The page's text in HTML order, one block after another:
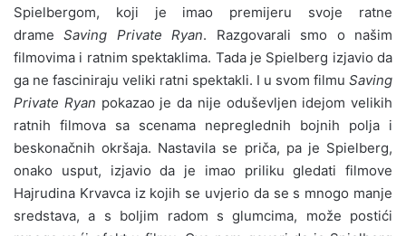
Spielbergom, koji je imao premijeru svoje ratne
drameSaving Private Ryan. Razgovarali smo o našim
filmovima i ratnim spektaklima. Tada je Spielberg izjavio da
ga ne fasciniraju veliki ratni spektakli. I u svom filmu Saving
Private Ryan pokazao je da nije oduševljen idejom velikih
ratnih filmova sa scenama nepreglednih bojnih polja i
beskonačnih okršaja. Nastavila se priča, pa je Spielberg,
onako usput, izjavio da je imao priliku gledati filmove
Hajrudina Krvavca iz kojih se uvjerio da se s mnogo manje
sredstava, a s boljim radom s glumcima, može postići